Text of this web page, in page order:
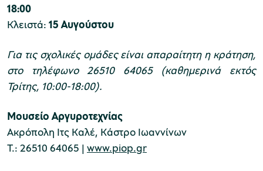
18:00
Κλειστά: 15 Αυγούστου
Για τις σχολικές ομάδες είναι απαραίτητη η κράτηση,
στο τηλέφωνο 26510 64065 (καθημερινά εκτός
Τρίτης, 10:00-18:00).
Μουσείο Αργυροτεχνίας
Ακρόπολη Ιτς Καλέ, Κάστρο Ιωαννίνων
Τ.: 26510 64065 | www.piop.gr